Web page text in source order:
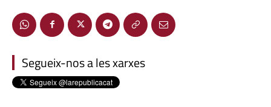
Segueix-nos a les xarxes